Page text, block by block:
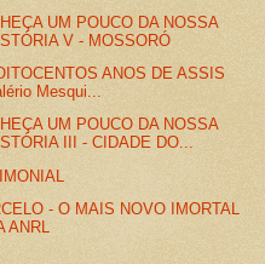
UM POUCO DA NOSSA
V - MOSSORÓ
ANOS DE ASSIS
Mesqui...
UM POUCO DA NOSSA
III - CIDADE DO...
- O MAIS NOVO IMORTAL
ANRL